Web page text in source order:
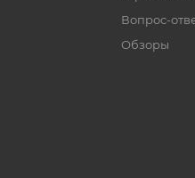
Вопрос-
Обзоры